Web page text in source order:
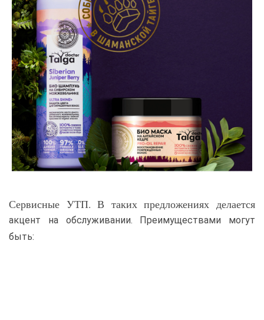
Сервисные УТП. В таких предложениях делается
акцент на обслуживании. Преимуществами могут
быть: